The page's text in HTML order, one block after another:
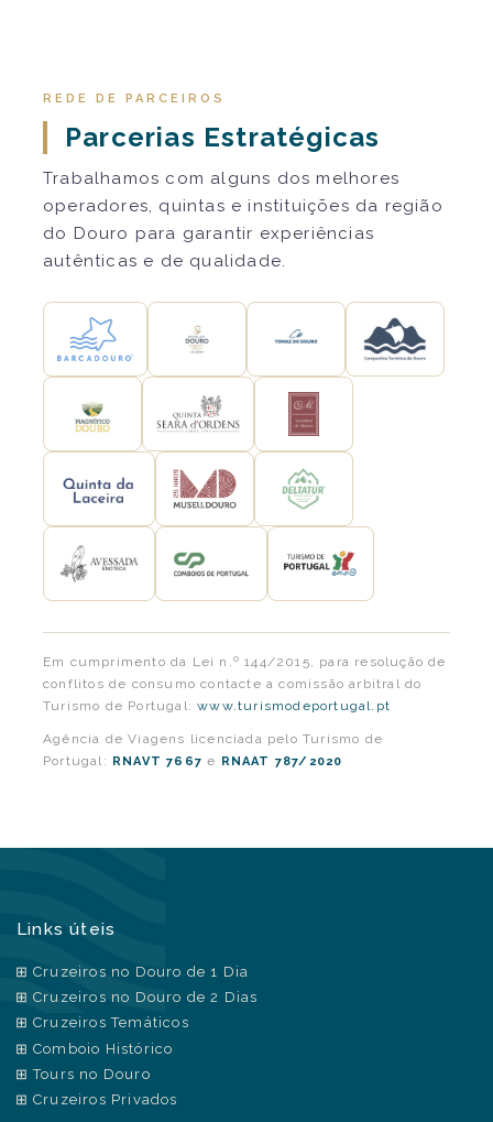
REDE DE PARCEIROS
Parcerias Estratégicas
Trabalhamos com alguns dos melhores
operadores, quintas e instituições da região
do Douro para garantir experiências
autênticas e de qualidade.
Em cumprimento da Lei n.º 144/2015, para resolução de
conflitos de consumo contacte a comissão arbitral do
Turismo de Portugal:www.turismodeportugal.pt
Agência de Viagens licenciada pelo Turismo de
Portugal:
RNAVT 7667 e RNAAT 787/2020
Links úteis
Cruzeiros no Douro de 1 Dia
Cruzeiros no Douro de 2 Dias
Cruzeiros Temáticos
Comboio Histórico
Tours no Douro
Cruzeiros Privados